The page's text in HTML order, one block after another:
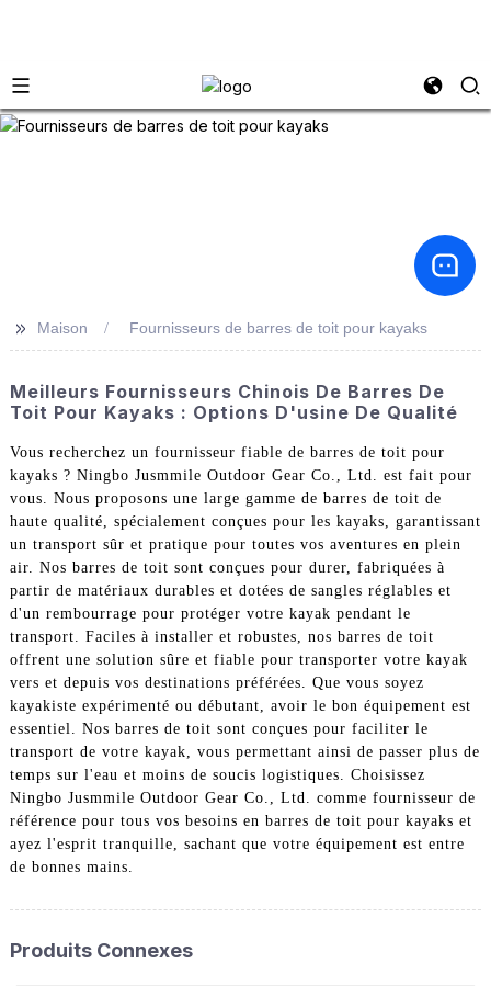
>> Maison Fournisseurs de barres de toit pour kayaks
Meilleurs Fournisseurs Chinois De Barres De
Toit Pour Kayaks : Options D'usine De Qualité
Vous recherchez un fournisseur fiable de barres de toit pour
kayaks ? Ningbo Jusmmile Outdoor Gear Co., Ltd. est fait pour
vous. Nous proposons une large gamme de barres de toit de
haute qualité, spécialement conçues pour les kayaks, garantissant
un transport sûr et pratique pour toutes vos aventures en plein
air. Nos barres de toit sont conçues pour durer, fabriquées à
partir de matériaux durables et dotées de sangles réglables et
d'un rembourrage pour protéger votre kayak pendant le
transport. Faciles à installer et robustes, nos barres de toit
offrent une solution sûre et fiable pour transporter votre kayak
vers et depuis vos destinations préférées. Que vous soyez
kayakiste expérimenté ou débutant, avoir le bon équipement est
essentiel. Nos barres de toit sont conçues pour faciliter le
transport de votre kayak, vous permettant ainsi de passer plus de
temps sur l'eau et moins de soucis logistiques. Choisissez
Ningbo Jusmmile Outdoor Gear Co., Ltd. comme fournisseur de
référence pour tous vos besoins en barres de toit pour kayaks et
ayez l'esprit tranquille, sachant que votre équipement est entre
de bonnes mains.
Produits Connexes